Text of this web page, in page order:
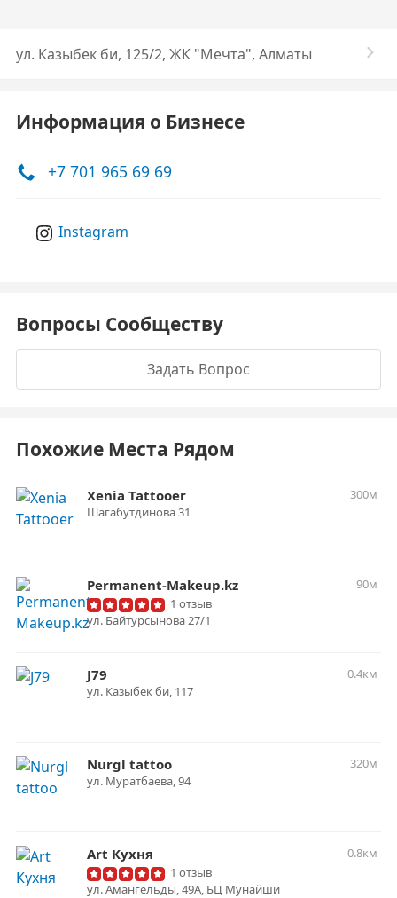
ул. ​Казыбек би, 125/2, ЖК "Мечта", Алматы
Информация о Бизнесе
+7 701 965 69 69
Instagram
Вопросы Сообществу
Задать Вопрос
Похожие Места Рядом
Xenia Tattooer
300м
Шагабутдинова 31
Permanent-Makeup.kz
90м
1 отзыв
ул. Байтурсынова 27/1
J79
0.4км
ул. ​Казыбек би, 117​
Nurgl tattoo
320м
​ул. Муратбаева, 94
Art Кухня
0.8км
1 отзыв
ул. ​Амангельды, 49А, ​БЦ Мунайши